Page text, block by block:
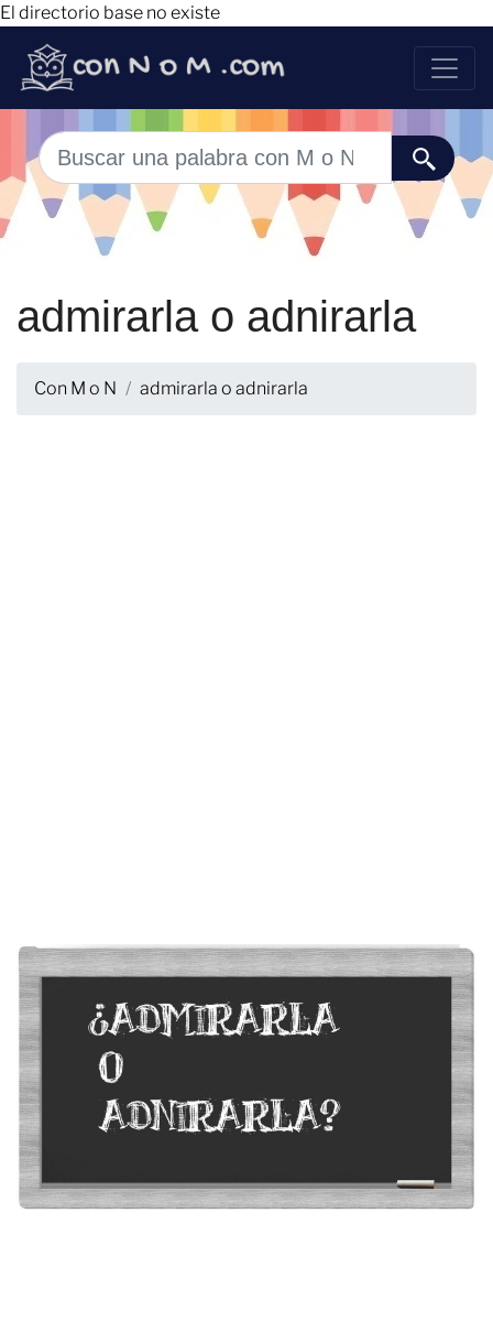
El directorio base no existe
admirarla o adnirarla
Con M o N admirarla o adnirarla